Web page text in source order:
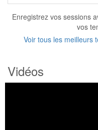
Enregistrez vos sessions
vos
Voir tous les meilleurs
Vidéos